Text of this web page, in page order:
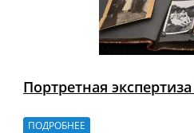
Портретная
ПОДРОБНЕЕ